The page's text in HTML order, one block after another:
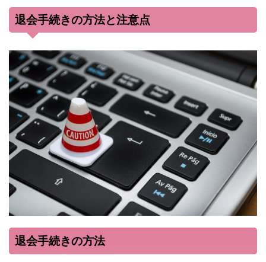
退会手続きの方法と注意点
退会手続きの方法